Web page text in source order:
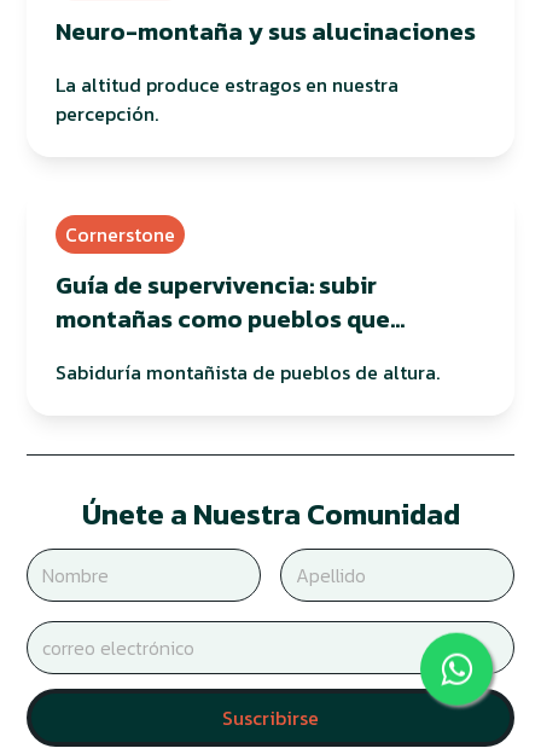
Neuro-montaña y sus alucinaciones
La altitud produce estragos en nuestra
percepción.
Cornerstone
Guía de supervivencia: subir
montañas como pueblos que
Sabiduría montañista de pueblos de altura.
Únete a Nuestra Comunidad